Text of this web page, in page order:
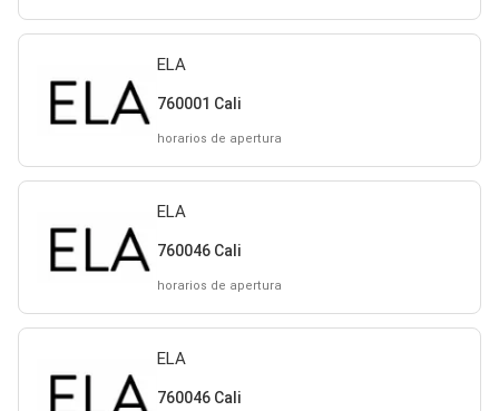
ELA
760001 Cali
horarios de apertura
ELA
760046 Cali
horarios de apertura
ELA
760046 Cali